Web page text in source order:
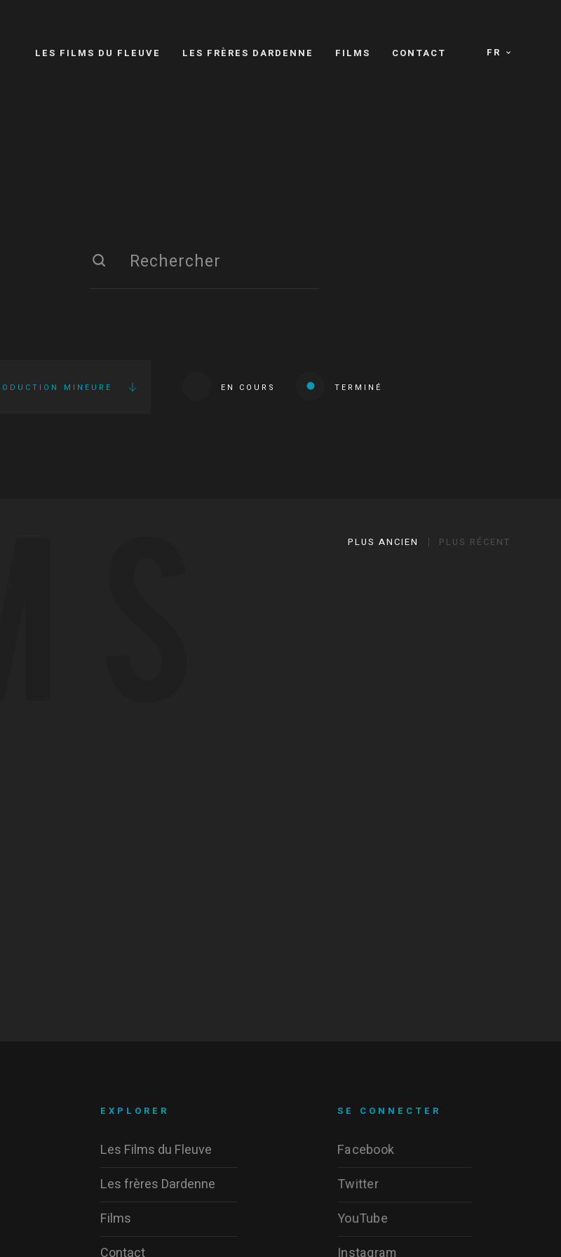
FR
LES FILMS DU FLEUVE LES FRÈRES DARDENNE FILMS CONTACT
MINEURE EN COURS TERMINÉ
PLUS ANCIEN PLUS RÉCENT
SE CONNECTER
Facebook
Twitter
YouTube
Instagram
EXPLORER
Les Films du Fleuve
Les frères Dardenne
Films
Contact